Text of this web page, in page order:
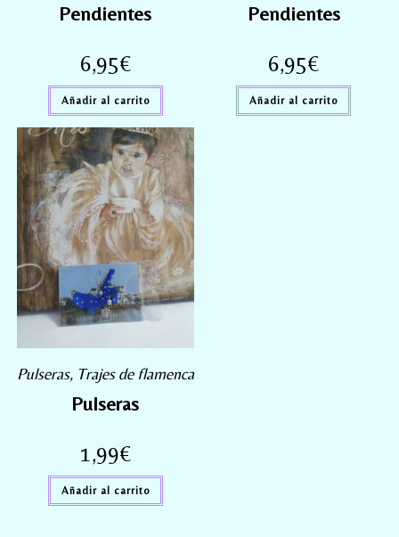
Pendientes
6,95€
Añadir al carrito
Pendientes
6,95€
Añadir al carrito
Pulseras, Trajes de flamenca
Pulseras
1,99€
Añadir al carrito